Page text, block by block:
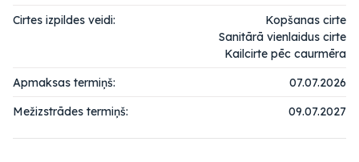
Cirtes izpildes veidi:
Kopšanas cirte
Sanitārā vienlaidus cirte
Kailcirte pēc caurmēra
Apmaksas termiņš:
07.07.2026
Mežizstrādes termiņš:
09.07.2027